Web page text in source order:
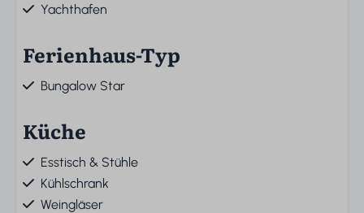
Yachthafen
Ferienhaus-Typ
Bungalow Star
Küche
Esstisch & Stühle
Kühlschrank
Weingläser